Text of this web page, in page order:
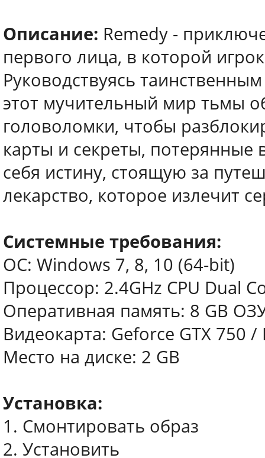
Описание: Remedy -
первого лица, в которой
Руководствуясь
этот мучительный мир тьмы
головоломки, чтобы
карты и секреты, потерянные
себя истину, стоящую за
лекарство, которое излечит
Системные требования:
ОС: Windows 7, 8, 10 (64-bit)
Процессор: 2.4GHz CPU Dual
Оперативная память: 8 GB
Видеокарта: Geforce GTX 750
Место на диске: 2 GB
Установка:
1. Смонтировать образ
2. Установить